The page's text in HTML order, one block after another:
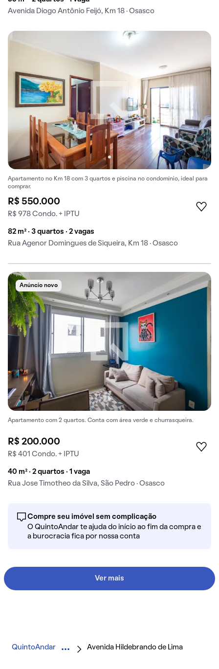
Avenida Diogo Antônio Feijó, Km 18 · Osasco
Apartamento no Km 18 com 3 quartos e piscina no condomínio, ideal para
comprar.
R$ 550.000
R$ 978 Condo. + IPTU
82 m² · 3 quartos · 2 vagas
Rua Agenor Domingues de Siqueira, Km 18 · Osasco
Anúncio novo
Apartamento com 2 quartos. Conta com área verde e churrasqueira.
R$ 200.000
R$ 401 Condo. + IPTU
40 m² · 2 quartos · 1 vaga
Rua Jose Timotheo da Silva, São Pedro · Osasco
Compre seu imóvel sem complicação
O QuintoAndar te ajuda do início ao fim da compra e
a burocracia fica por nossa conta
Ver mais
QuintoAndar Avenida Hildebrando de Lima